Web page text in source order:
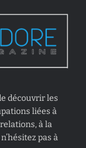
découvrir les
liées à
à la
pas à